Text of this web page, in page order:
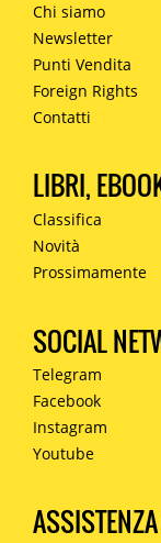
Chi siamo
Newsletter
Punti Vendita
Foreign Rights
Contatti
LIBRI,
Classifica
Novità
Prossimamente
SOCIAL
Telegram
Facebook
Instagram
Youtube